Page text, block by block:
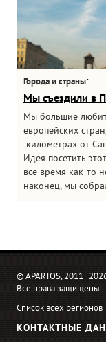
Города и страны:
Мы съездили в
Мы большие
европейских
километрах от
Идея посетить
все время как-то
наконец, мы
© APARTOS,
Все права защищены
Список всех регионов
КОНТАКТНЫЕ